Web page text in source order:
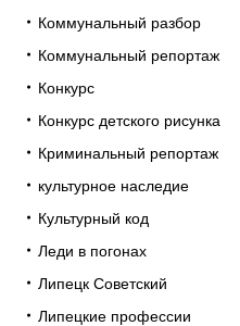
Коммунальный разбор
Коммунальный репортаж
Конкурс
Конкурс детского рисунка
Криминальный репортаж
культурное наследие
Культурный код
Леди в погонах
Липецк Советский
Липецкие профессии